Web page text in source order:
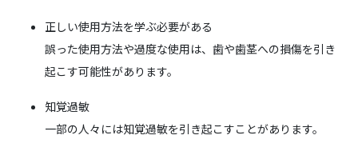
正しい使用方法を学ぶ必要がある
誤った使用方法や過度な使用は、歯や歯茎への損傷を引き
起こす可能性があります。
知覚過敏
一部の人々には知覚過敏を引き起こすことがあります。